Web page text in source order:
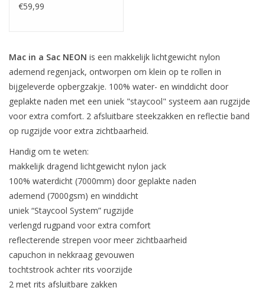
€59,99
Mac in a Sac NEON is een makkelijk lichtgewicht nylon
ademend regenjack, ontworpen om klein op te rollen in
bijgeleverde opbergzakje. 100% water- en winddicht door
geplakte naden met een uniek "staycool" systeem aan rugzijde
voor extra comfort. 2 afsluitbare steekzakken en reflectie band
op rugzijde voor extra zichtbaarheid.
Handig om te weten:
makkelijk dragend lichtgewicht nylon jack
100% waterdicht (7000mm) door geplakte naden
ademend (7000gsm) en winddicht
uniek “Staycool System” rugzijde
verlengd rugpand voor extra comfort
reflecterende strepen voor meer zichtbaarheid
capuchon in nekkraag gevouwen
tochtstrook achter rits voorzijde
2 met rits afsluitbare zakken